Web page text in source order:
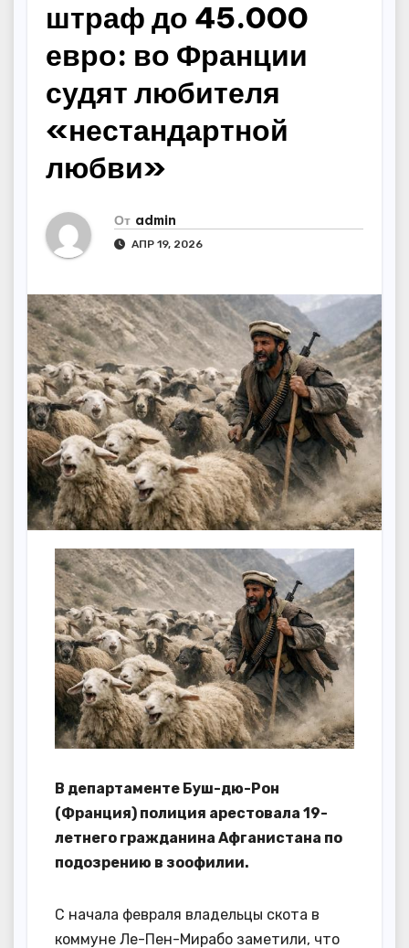
штраф до 45.000
евро: во Франции
судят любителя
«нестандартной
любви»
От admin
АПР 19, 2026
В департаменте Буш-дю-Рон
(Франция) полиция арестовала 19-
летнего гражданина Афганистана по
подозрению в зоофилии.
С начала февраля владельцы скота в
коммуне Ле-Пен-Мирабо заметили, что